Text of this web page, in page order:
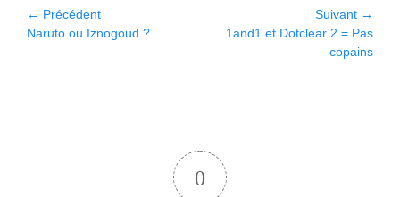
Navigation
de
← Précédent
Article
Naruto ou Iznogoud ?
Suivant →
Article1and1 et Dotclear 2 = Pas
copains
0